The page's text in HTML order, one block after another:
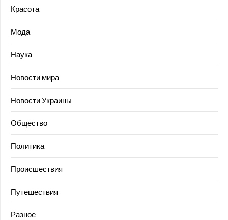
Красота
Мода
Наука
Новости мира
Новости Украины
Общество
Политика
Происшествия
Путешествия
Разное